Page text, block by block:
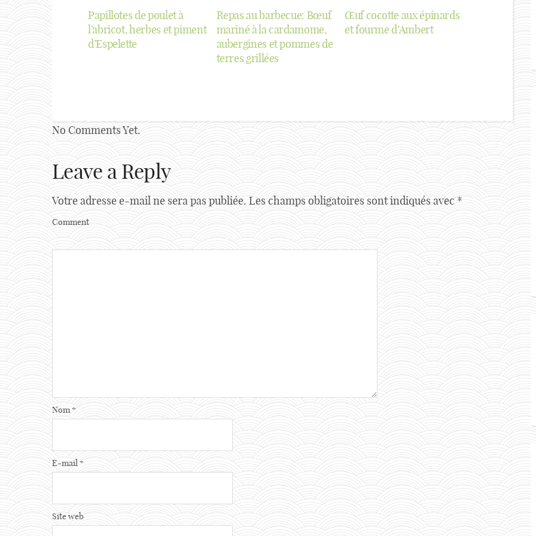
Papillotes de poulet à
l’abricot, herbes et piment
d’Espelette
Repas au barbecue: Bœuf
mariné à la cardamome,
aubergines et pommes de
terres grillées
Œuf cocotte aux épinards
et fourme d’Ambert
No Comments Yet.
Leave a Reply
Votre adresse e-mail ne sera pas publiée. Les champs obligatoires sont indiqués avec *
Comment
Nom*
E-mail *
Site web